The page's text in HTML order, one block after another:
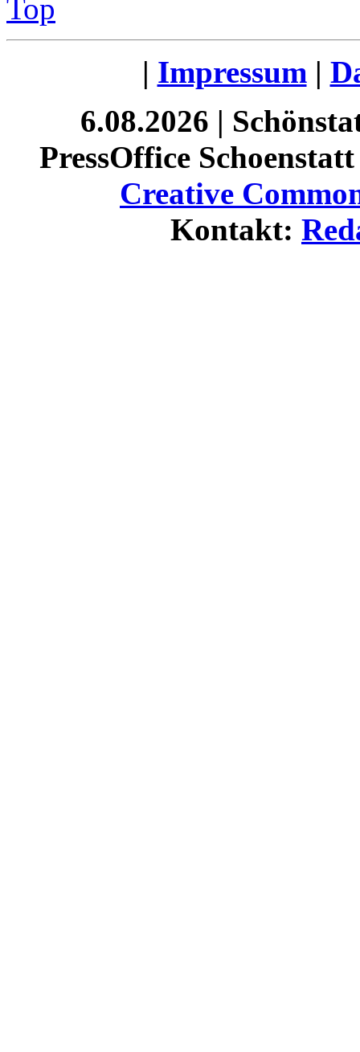
Top
| Impressum |
6.08.2026 |
PressOffice
Creative
Kontakt: